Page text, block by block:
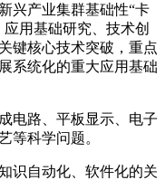
产业集群基础性“卡
用基础研究、技术创
键核心技术突破，重点
系统化的重大应用基础
路、平板显示、电子
等科学问题。
自动化、软件化的关